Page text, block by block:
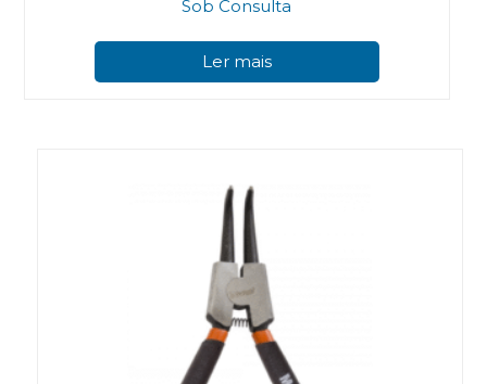
Sob Consulta
Ler mais